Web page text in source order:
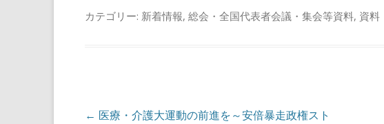
カテゴリー: 新着情報,総会・全国代表者会議・集会等資料, 資料
投稿ナビゲーション
← 医療・介護大運動の前進を～安倍暴走政権スト